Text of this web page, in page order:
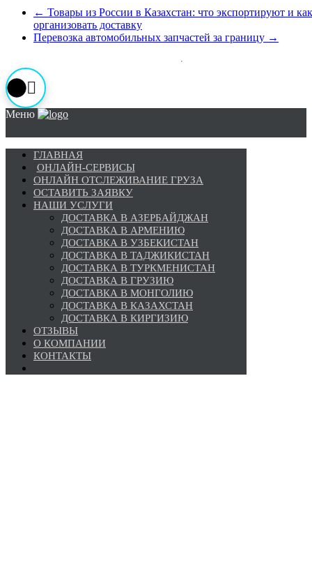
← Товары из России в Казахстан: что экспортируют и как
организовать доставку
Перевозка автомобильных запчастей за границу →
Меню
ГЛАВНАЯ
ОНЛАЙН-СЕРВИСЫ
ОНЛАЙН ОТСЛЕЖИВАНИЕ ГРУЗА
ОСТАВИТЬ ЗАЯВКУ
НАШИ УСЛУГИ
ДОСТАВКА В АЗЕРБАЙДЖАН
ДОСТАВКА В АРМЕНИЮ
ДОСТАВКА В УЗБЕКИСТАН
ДОСТАВКА В ТАДЖИКИСТАН
ДОСТАВКА В ТУРКМЕНИСТАН
ДОСТАВКА В ГРУЗИЮ
ДОСТАВКА В МОНГОЛИЮ
ДОСТАВКА В КАЗАХСТАН
ДОСТАВКА В КИРГИЗИЮ
ОТЗЫВЫ
О КОМПАНИИ
КОНТАКТЫ